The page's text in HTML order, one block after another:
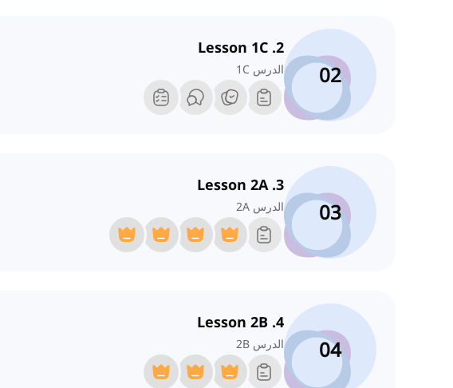
02
2. Lesson 1C
الدرس 1C
03
3. Lesson 2A
الدرس 2A
04
4. Lesson 2B
الدرس 2B